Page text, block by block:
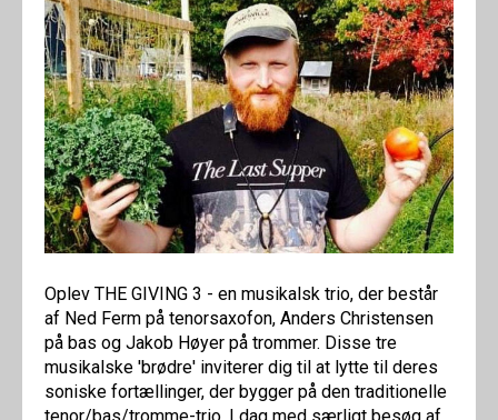
Oplev THE GIVING 3 - en musikalsk trio, der består
af Ned Ferm på tenorsaxofon, Anders Christensen
på bas og Jakob Høyer på trommer. Disse tre
musikalske 'brødre' inviterer dig til at lytte til deres
soniske fortællinger, der bygger på den traditionelle